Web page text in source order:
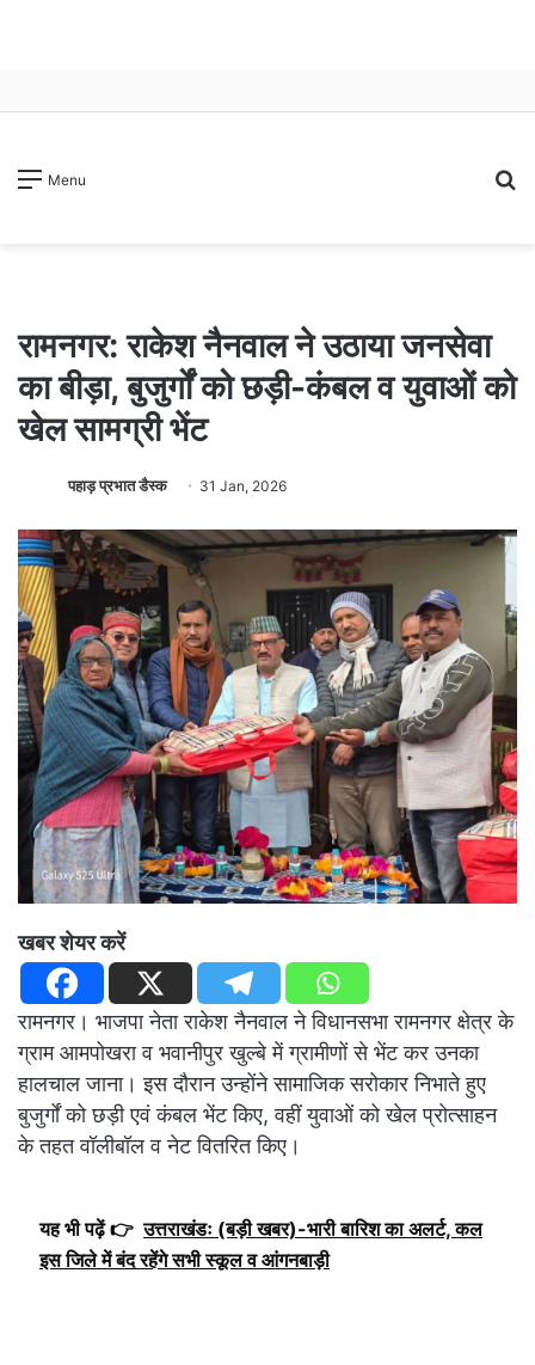
Menu
रामनगर: राकेश नैनवाल ने उठाया जनसेवा
का बीड़ा, बुजुर्गों को छड़ी-कंबल व युवाओं को
खेल सामग्री भेंट
पहाड़ प्रभात डैस्क 31 Jan, 2026
खबर शेयर करें
रामनगर। भाजपा नेता राकेश नैनवाल ने विधानसभा रामनगर क्षेत्र के
ग्राम आमपोखरा व भवानीपुर खुल्बे में ग्रामीणों से भेंट कर उनका
हालचाल जाना। इस दौरान उन्होंने सामाजिक सरोकार निभाते हुए
बुजुर्गों को छड़ी एवं कंबल भेंट किए, वहीं युवाओं को खेल प्रोत्साहन
के तहत वॉलीबॉल व नेट वितरित किए।
यह भी पढ़ें 👉 उत्तराखंडः (बड़ी खबर)-भारी बारिश का अलर्ट, कल
इस जिले में बंद रहेंगे सभी स्कूल व आंगनबाड़ी